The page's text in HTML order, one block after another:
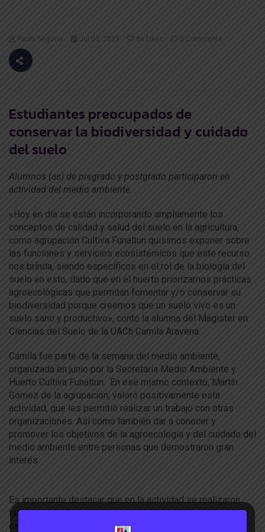
Paola Segovia Jul 03, 2023 86 Likes 0 Comments
Estudiantes preocupados de
conservar la biodiversidad y cuidado
del suelo
Alumnos (as) de pregrado y postgrado participaron en
actividad del medio ambiente.
«Hoy en día se están incorporando ampliamente los
conceptos de calidad y salud del suelo en la agricultura,
como agrupación Cultiva Funaltun quisimos exponer sobre
las funciones y servicios ecosistémicos que este recurso
nos brinda, siendo específicos en el rol de la biología del
suelo en esto, dado que en el huerto priorizamos prácticas
agroecológicas que permitan fomentar y/o conservar su
biodiversidad porque creemos que un suelo vivo es un
suelo sano y productivo», contó la alumna del Magister en
Ciencias del Suelo de la UACh Camila Aravena.
Camila fue parte de la semana del medio ambiente,
organizada en junio por la Secretaría Medio Ambiente y
Huerto Cultiva Funaltun. En ese mismo contexto, Martín
Gómez de la agrupación, valoró positivamente esta
actividad, que les permitió realizar un trabajo con otras
organizaciones. Así como también dar a conocer y
promover los objetivos de la agroecología y del cuidado del
medio ambiente entre personas que demostraron gran
interés.
Es importante destacar que en la actividad se realizaron
talleres y charlas en las que participaron estudiantes de la
carrera de Agronomía de la UACh y de otras carreras de